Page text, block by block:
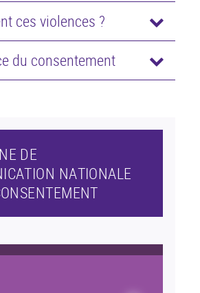
ces violences ?
du consentement
DE
NATIONALE